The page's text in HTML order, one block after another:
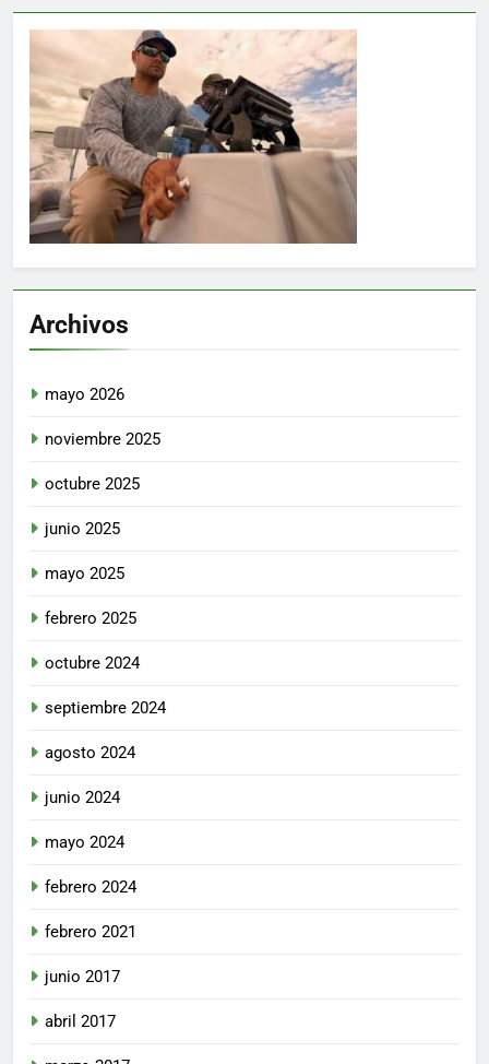
Archivos
mayo 2026
noviembre 2025
octubre 2025
junio 2025
mayo 2025
febrero 2025
octubre 2024
septiembre 2024
agosto 2024
junio 2024
mayo 2024
febrero 2024
febrero 2021
junio 2017
abril 2017